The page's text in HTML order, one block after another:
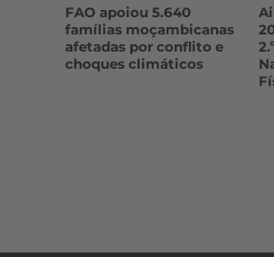
FAO apoiou 5.640
famílias moçambicanas
afetadas por conflito e
choques climáticos